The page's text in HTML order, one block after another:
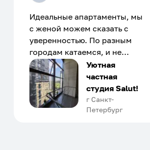
Идеальные апартаменты, мы
с женой можем сказать с
уверенностью. По разным
городам катаемся, и не
только в России. Сервис на
отличном уровне. Хозяин
апартаментов доброй души
человек, всегда можно
договориться, подскажет
Уютная
частная
студия Salut!
г Санкт-
Петербург